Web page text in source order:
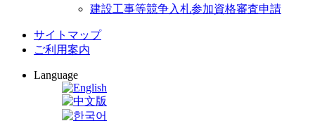
建設工事等競争入札参加資格審査申請
サイトマップ
ご利用案内
Language